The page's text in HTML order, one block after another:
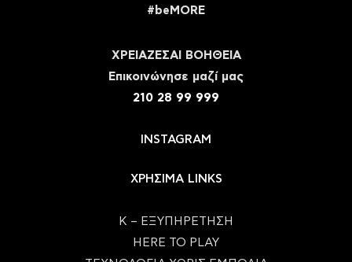
#beMORE
ΧΡΕΙΑΖΕΣΑΙ ΒΟΗΘΕΙΑ
Eπικοινώνησε μαζί μας
210 28 99 999
INSTAGRAM
ΧΡΗΣΙΜΑ LINKS
Κ – ΕΞΥΠΗΡΕΤΗΣΗ
HERE TO PLAY